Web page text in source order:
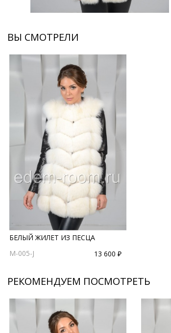
ВЫ СМОТРЕЛИ
БЕЛЫЙ ЖИЛЕТ ИЗ ПЕСЦА
M-005-J
13 600 ₽
РЕКОМЕНДУЕМ ПОСМОТРЕТЬ